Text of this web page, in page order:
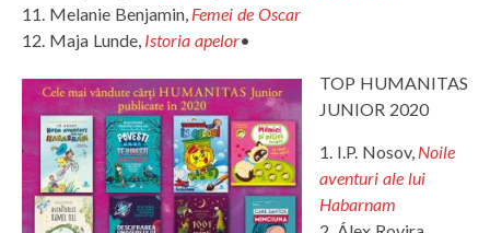
11. Melanie Benjamin, Femei de Oscar
12. Maja Lunde, Istoria apelor•
TOP HUMANITAS
JUNIOR 2020
1. I.P. Nosov, Noile
aventuri ale lui
Habarnam